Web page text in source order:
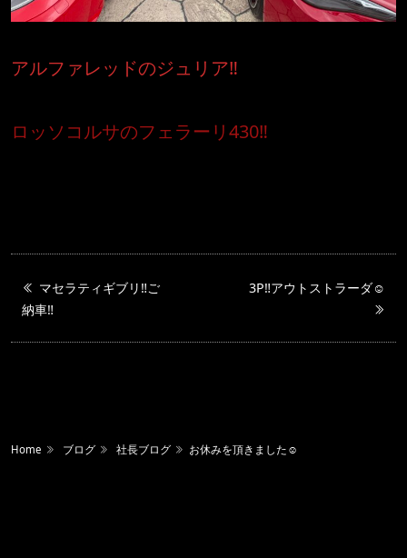
アルファレッドのジュリア‼️
ロッソコルサのフェラーリ430‼️
マセラティギブリ‼️ご
納車‼️
3P‼️アウトストラーダ☺️
Home ブログ 社長ブログ お休みを頂きました☺️